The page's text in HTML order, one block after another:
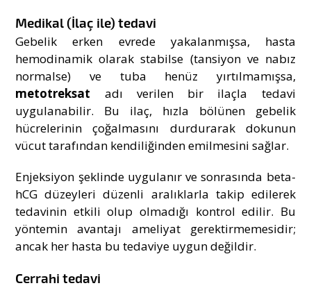
Medikal (İlaç ile) tedavi
Gebelik erken evrede yakalanmışsa, hasta
hemodinamik olarak stabilse (tansiyon ve nabız
normalse) ve tuba henüz yırtılmamışsa,
metotreksat adı verilen bir ilaçla tedavi
uygulanabilir. Bu ilaç, hızla bölünen gebelik
hücrelerinin çoğalmasını durdurarak dokunun
vücut tarafından kendiliğinden emilmesini sağlar.
Enjeksiyon şeklinde uygulanır ve sonrasında beta-
hCG düzeyleri düzenli aralıklarla takip edilerek
tedavinin etkili olup olmadığı kontrol edilir. Bu
yöntemin avantajı ameliyat gerektirmemesidir;
ancak her hasta bu tedaviye uygun değildir.
Cerrahi tedavi